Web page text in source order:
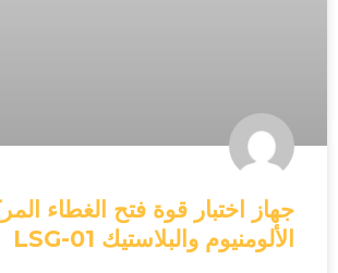
جهاز اختبار قوة فتح الغطاء
الألومنيوم والبلاستيك LSG-01